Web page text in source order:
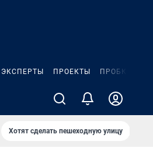
ЭКСПЕРТЫ ПРОЕКТЫ ПРОБКИ
Хотят сделать пешеходную улицу